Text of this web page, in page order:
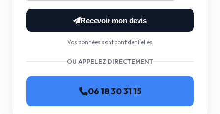
Recevoir mon devis
Vos données sont confidentielles
OU APPELEZ DIRECTEMENT
06 18 30 31 15